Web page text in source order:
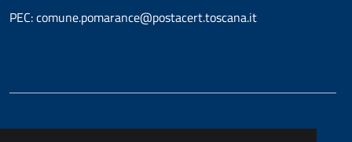
PEC: comune.pomarance@postacert.toscana.it